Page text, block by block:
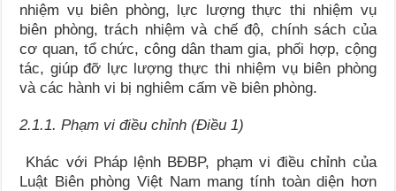
nhiệm vụ biên phòng, lực lượng thực thi nhiệm vụ
biên phòng, trách nhiệm và chế độ, chính sách của
cơ quan, tổ chức, công dân tham gia, phối hợp, cộng
tác, giúp đỡ lực lượng thực thi nhiệm vụ biên phòng
và các hành vi bị nghiêm cấm về biên phòng.
2.1.1. Phạm vi điều chỉnh (Điều 1)
Khác với Pháp lệnh BĐBP, phạm vi điều chỉnh của
Luật Biên phòng Việt Nam mang tính toàn diện hơn